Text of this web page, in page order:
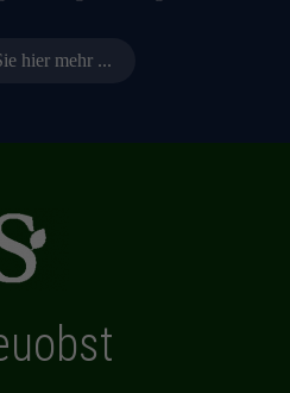
hier mehr ...